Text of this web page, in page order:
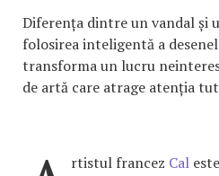
Diferența dintre un vandal și
folosirea inteligentă a
transforma un lucru
de artă care atrage atenția
rtistul francez Cal